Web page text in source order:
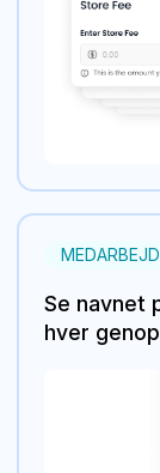
Se navnet
hver